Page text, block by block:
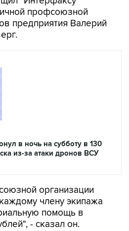
профсоюзной
предприятия Валерий
в ночь на субботу в 130
из-за атаки дронов ВСУ
организации
члену экипажа
помощь в
- сказал он.